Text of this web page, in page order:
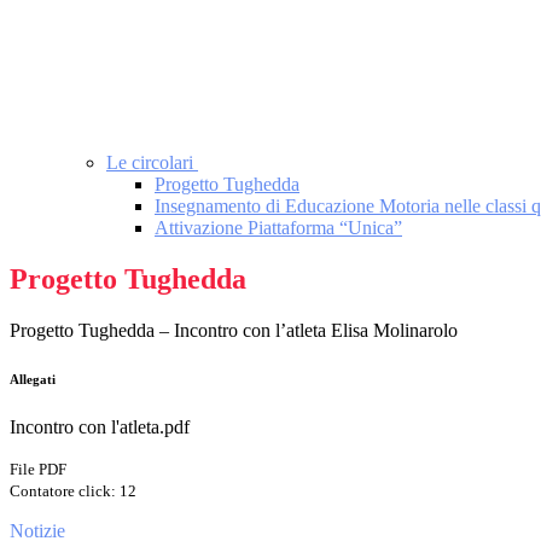
Le circolari
Progetto Tughedda
Insegnamento di Educazione Motoria nelle classi
Attivazione Piattaforma “Unica”
Progetto Tughedda
Progetto Tughedda – Incontro con l’atleta Elisa Molinarolo
Allegati
Incontro con l'atleta.pdf
File PDF
Contatore click: 12
Notizie